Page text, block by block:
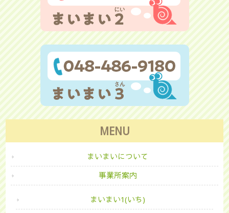
MENU
まいまいについて
事業所案内
まいまい1(いち)